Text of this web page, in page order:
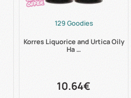
129 Goodies
Korres Liquorice and Urtica Oily
Ha …
10.64€